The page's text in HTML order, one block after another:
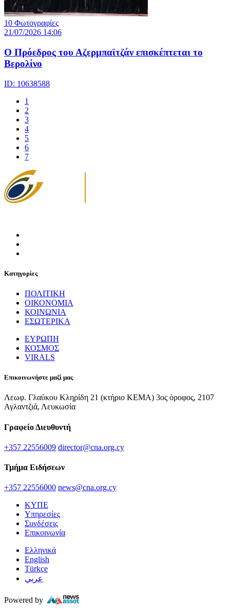
10 Φωτογραφίες
21/07/2026 14:06
Ο Πρόεδρος του Αζερμπαϊτζάν επισκέπτεται το
Βερολίνο
ID: 10638588
1
2
3
4
5
6
7
Κατηγορίες
ΠΟΛΙΤΙΚΗ
ΟΙΚΟΝΟΜΙΑ
ΚΟΙΝΩΝΙΑ
ΕΣΩΤΕΡΙΚΑ
ΕΥΡΩΠΗ
ΚΟΣΜΟΣ
VIRALS
Επικοινωνήστε μαζί μας
Λεωφ. Γλαύκου Κληρίδη 21 (κτήριο ΚΕΜΑ) 3ος όροφος, 2107
Αγλαντζιά, Λευκωσία
Γραφείο Διευθυντή
+357 22556009 director@cna.org.cy
Τμήμα Ειδήσεων
+357 22556000 news@cna.org.cy
ΚΥΠΕ
Υπηρεσίες
Συνδέσεις
Επικοινωνία
Ελληνικά
English
Türkçe
عربي
Powered by